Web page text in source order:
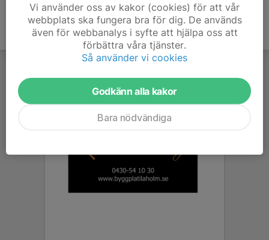
Vi använder oss av kakor (cookies) för att vår
webbplats ska fungera bra för dig. De används
även för webbanalys i syfte att hjälpa oss att
förbättra våra tjänster.
Så använder vi cookies
Godkänn alla kakor
Bara nödvändiga